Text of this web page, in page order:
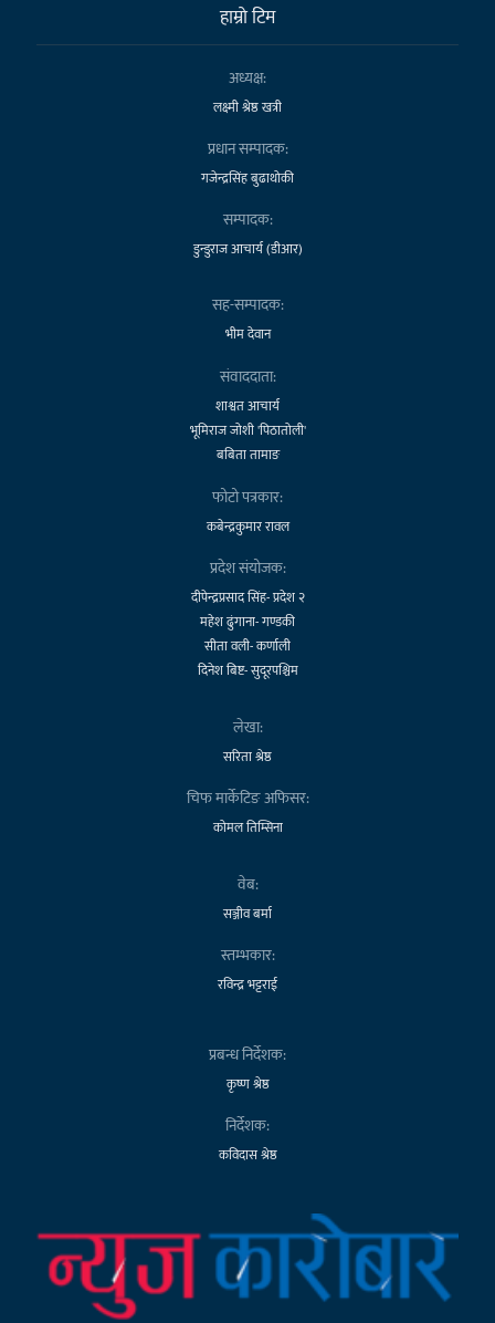
हाम्राे टिम
अध्यक्ष:
लक्ष्मी श्रेष्ठ खत्री
प्रधान सम्पादक:
गजेन्द्रसिंह बुढाथोकी
सम्पादक:
डुन्डुराज आचार्य (डीआर)
सह-सम्पादक:
भीम देवान
संवाददाता:
शाश्वत आचार्य
भूमिराज जोशी 'पिठातोली'
बबिता तामाङ
फोटो पत्रकार:
कबेन्द्रकुमार रावल
प्रदेश संयोजक:
दीपेन्द्रप्रसाद सिंह- प्रदेश २
महेश ढुंगाना- गण्डकी
सीता वली- कर्णाली
दिनेश बिष्ट- सुदूरपश्चिम
लेखा:
सरिता श्रेष्ठ
चिफ मार्केटिङ अफिसर:
कोमल तिम्सिना
वेब:
सञ्जीव बर्मा
स्तम्भकार:
रविन्द्र भट्टराई
प्रबन्ध निर्देशक:
कृष्ण श्रेष्ठ
निर्देशक:
कविदास श्रेष्ठ